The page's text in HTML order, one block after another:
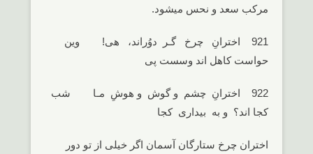
مرکب سعد و نحس میشود.
921 اخترانِ چرخ گـر دوُراند، هی! وین
حواست کاهل اند وسست پی
922 اخترانِ چشم و گوش و هوشِ مـا شب
کجا اند؟ و به بیداری کجا
اختران چرخ ستارگان آسمان اگر خیلی از تو دور